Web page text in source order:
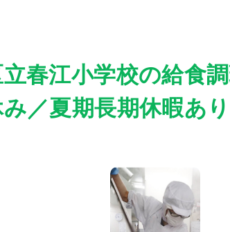
立春江小学校の給食
／夏期長期休暇あり